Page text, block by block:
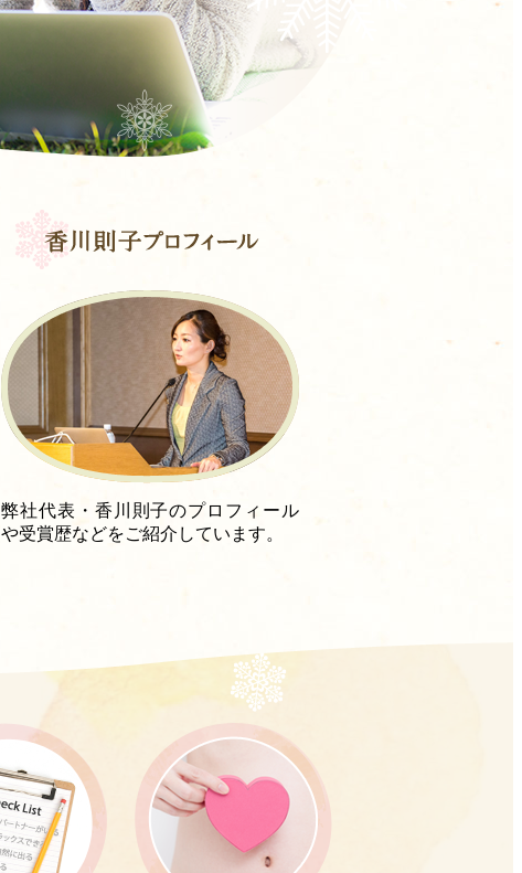
弊社代表・香川則子のプロフィール
や受賞歴などをご紹介しています。